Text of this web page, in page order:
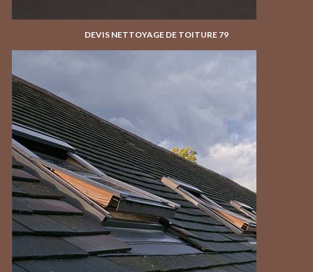
DEVIS NETTOYAGE DE TOITURE 79